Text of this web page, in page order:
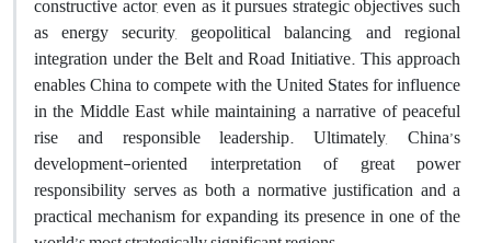
as energy security, geopolitical balancing, and regional
integration under the Belt and Road Initiative. This approach
enables China to compete with the United States for influence
in the Middle East while maintaining a narrative of peaceful
rise and responsible leadership. Ultimately, China’s
development-oriented interpretation of great power
responsibility serves as both a normative justification and a
practical mechanism for expanding its presence in one of the